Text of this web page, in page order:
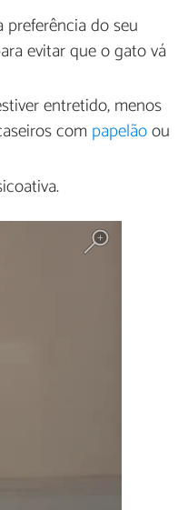
do seu
evitar que o gato vá
entretido, menos
com papelãoou